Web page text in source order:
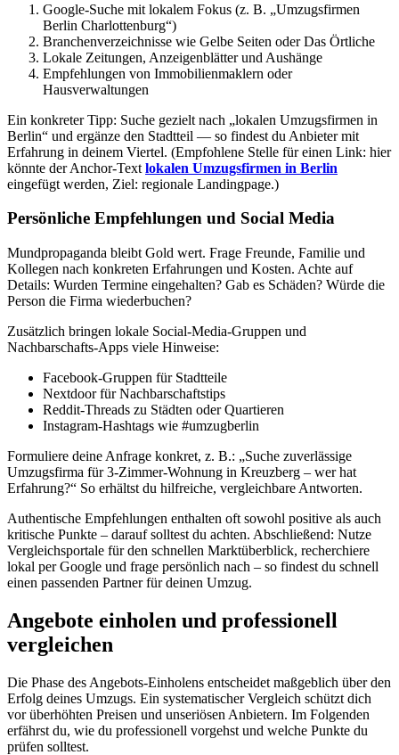
Google-Suche mit lokalem Fokus (z. B. „Umzugsfirmen
Berlin Charlottenburg“)
Branchenverzeichnisse wie Gelbe Seiten oder Das Örtliche
Lokale Zeitungen, Anzeigenblätter und Aushänge
Empfehlungen von Immobilienmaklern oder
Hausverwaltungen
Ein konkreter Tipp: Suche gezielt nach „lokalen Umzugsfirmen in
Berlin“ und ergänze den Stadtteil — so findest du Anbieter mit
Erfahrung in deinem Viertel. (Empfohlene Stelle für einen Link: hier
könnte der Anchor-Text lokalen Umzugsfirmen in Berlin
eingefügt werden, Ziel: regionale Landingpage.)
Persönliche Empfehlungen und Social Media
Mundpropaganda bleibt Gold wert. Frage Freunde, Familie und
Kollegen nach konkreten Erfahrungen und Kosten. Achte auf
Details: Wurden Termine eingehalten? Gab es Schäden? Würde die
Person die Firma wiederbuchen?
Zusätzlich bringen lokale Social‑Media‑Gruppen und
Nachbarschafts-Apps viele Hinweise:
Facebook‑Gruppen für Stadtteile
Nextdoor für Nachbarschaftstips
Reddit-Threads zu Städten oder Quartieren
Instagram-Hashtags wie #umzugberlin
Formuliere deine Anfrage konkret, z. B.: „Suche zuverlässige
Umzugsfirma für 3‑Zimmer‑Wohnung in Kreuzberg – wer hat
Erfahrung?“ So erhältst du hilfreiche, vergleichbare Antworten.
Authentische Empfehlungen enthalten oft sowohl positive als auch
kritische Punkte – darauf solltest du achten. Abschließend: Nutze
Vergleichsportale für den schnellen Marktüberblick, recherchiere
lokal per Google und frage persönlich nach – so findest du schnell
einen passenden Partner für deinen Umzug.
Angebote einholen und professionell
vergleichen
Die Phase des Angebots‑Einholens entscheidet maßgeblich über den
Erfolg deines Umzugs. Ein systematischer Vergleich schützt dich
vor überhöhten Preisen und unseriösen Anbietern. Im Folgenden
erfährst du, wie du professionell vorgehst und welche Punkte du
prüfen solltest.